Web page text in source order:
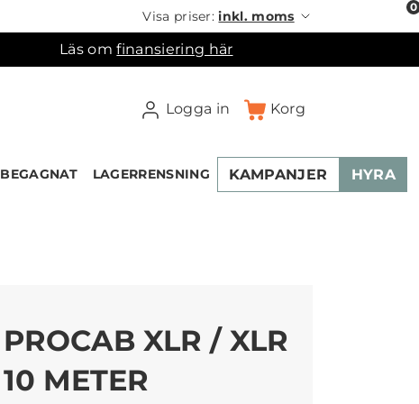
Visa priser:inkl. moms
Läs omfinansiering här
Logga in Korg
0
BEGAGNAT LAGERRENSNING KAMPANJER HYRA
PROCAB XLR / XLR
10 METER